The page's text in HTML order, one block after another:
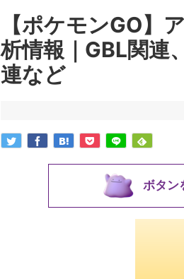
【ポケモンGO】
析情報｜GBL関連
連など
ボタン